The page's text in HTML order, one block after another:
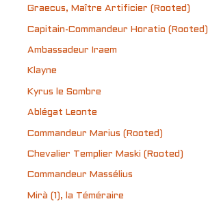
Graecus, Maître Artificier (Rooted)
Capitain-Commandeur Horatio (Rooted)
Ambassadeur Iraem
Klayne
Kyrus le Sombre
Ablégat Leonte
Commandeur Marius (Rooted)
Chevalier Templier Maski (Rooted)
Commandeur Massélius
Mirà (1), la Téméraire